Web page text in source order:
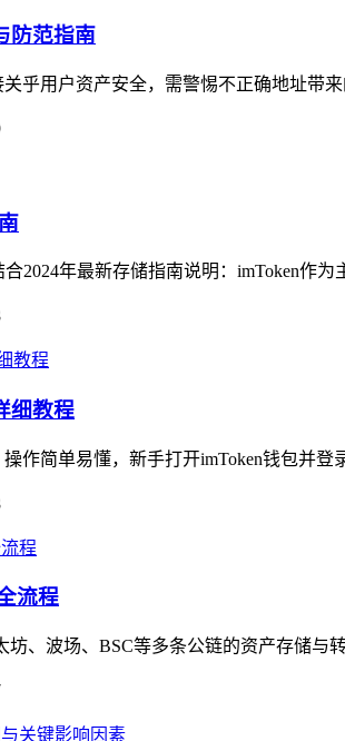
防范指南
乎用户资产安全，需警惕不正确地址带
2024年最新存储指南说明：imToken作
细教程
作简单易懂，新手打开imToken钱包并
流程
、波场、BSC等多条公链的资产存储